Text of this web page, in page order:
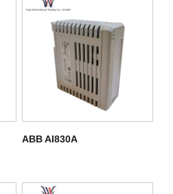
ABB AI830A